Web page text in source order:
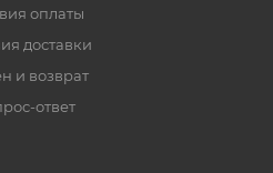
оплаты
доставки
и возврат
ответ